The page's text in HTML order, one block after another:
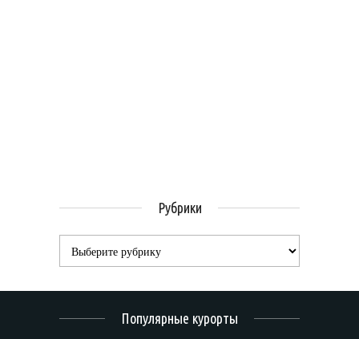
Рубрики
Популярные курорты